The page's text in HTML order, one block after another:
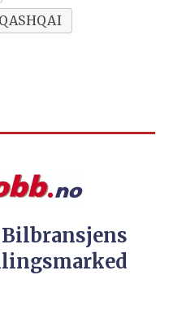
QASHQAI
Bilbransjens